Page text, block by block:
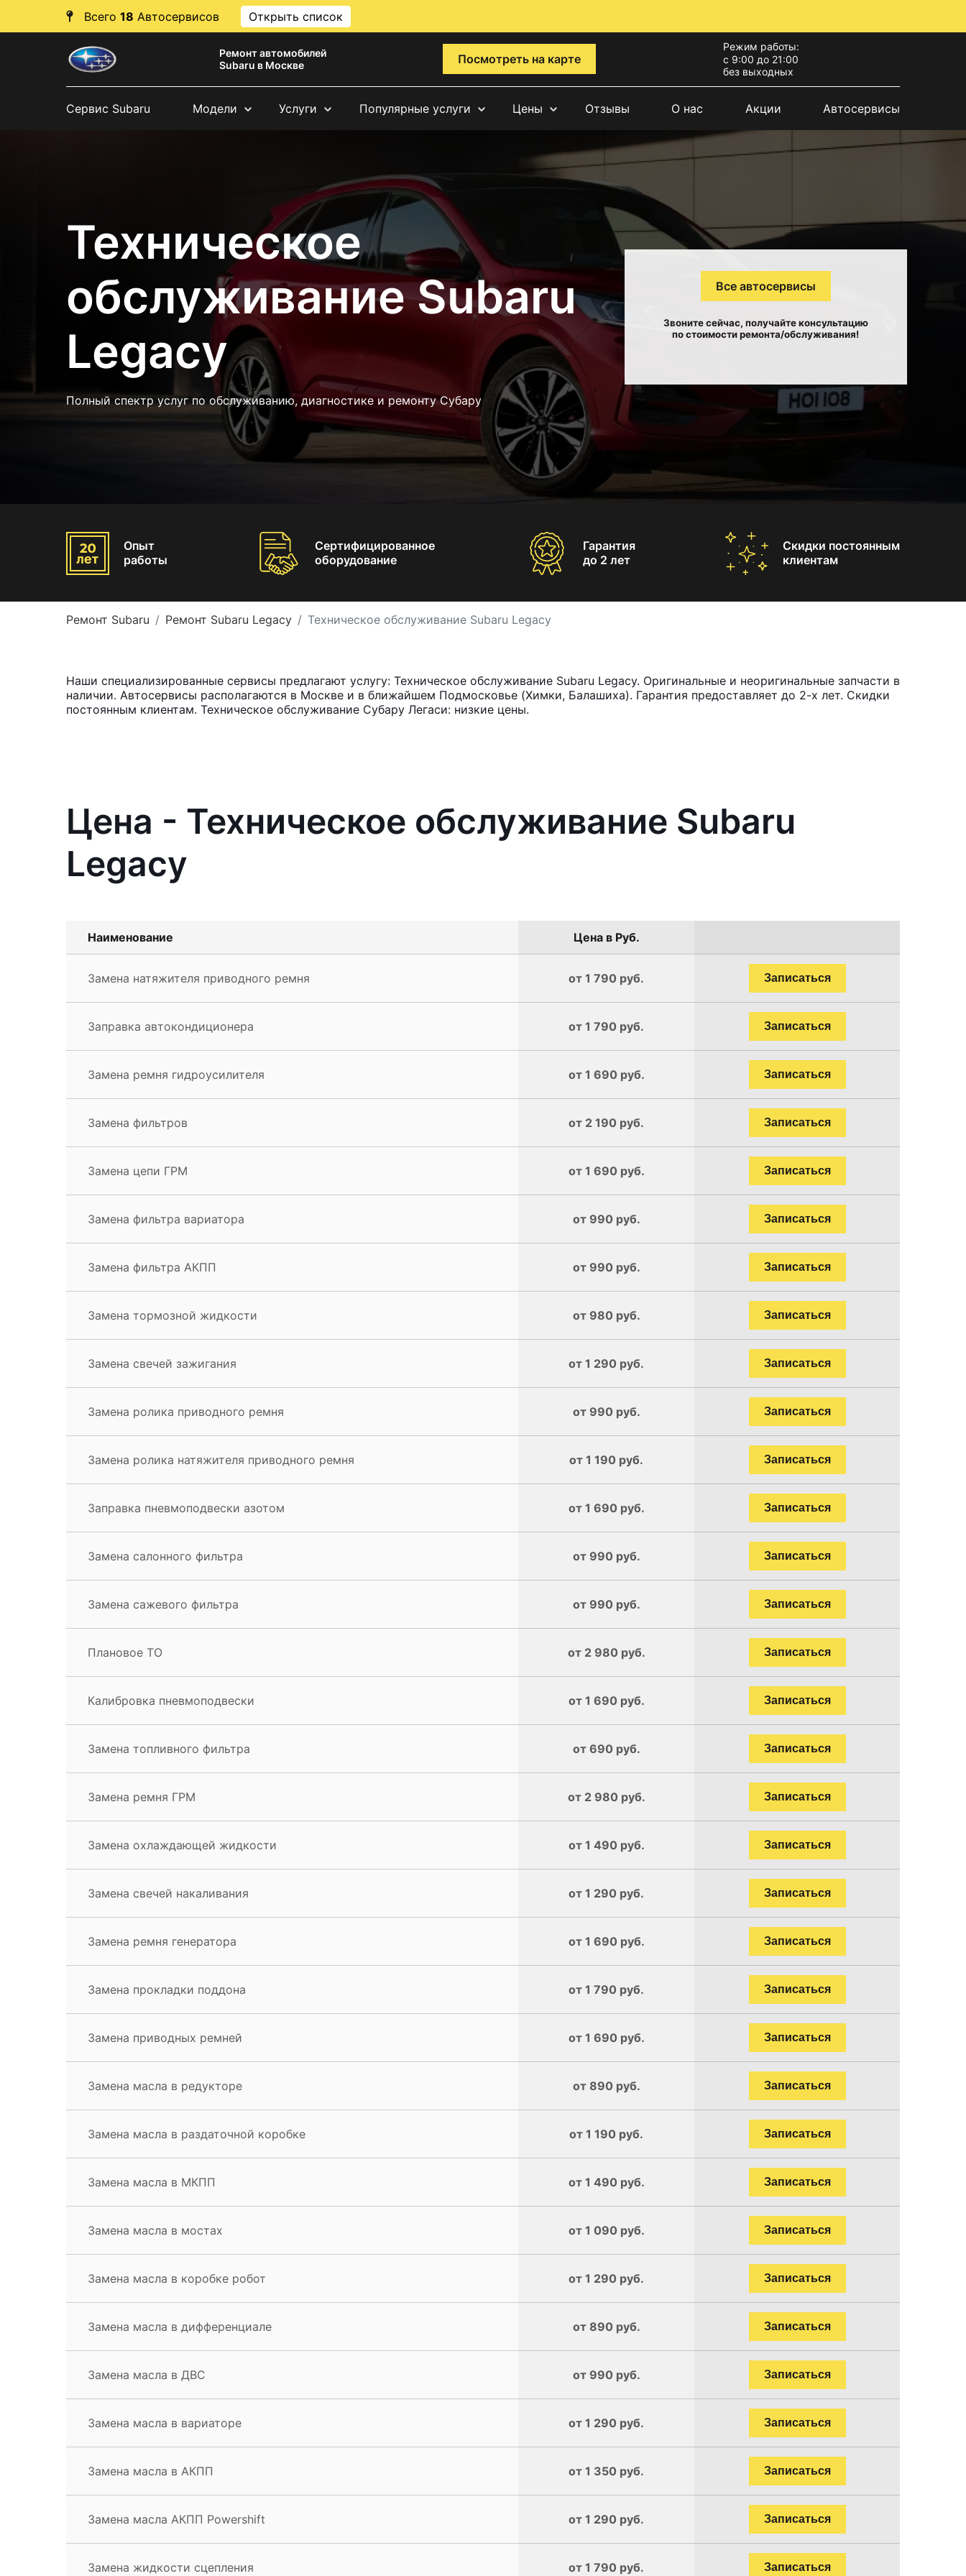
Всего 18 Автосервисов Открыть список
Ремонт автомобилей
Subaru в Москве
Посмотреть на карте
Режим работы:
с 9:00 до 21:00
без выходных
Сервис Subaru Модели Услуги Популярные услуги Цены Отзывы О нас Акции Автосервисы
Техническое
обслуживание Subaru
Legacy
Полный спектр услуг по обслуживанию, диагностике и ремонту Субару
Все автосервисы
Звоните сейчас, получайте консультацию
по стоимости ремонта/обслуживания!
Опыт
работы
Сертифицированное
оборудование
Гарантия
до 2 лет
Скидки постоянным
клиентам
Ремонт Subaru Ремонт Subaru Legacy Техническое обслуживание Subaru Legacy
Наши специализированные сервисы предлагают услугу: Техническое обслуживание Subaru Legacy. Оригинальные и неоригинальные запчасти в
наличии. Автосервисы располагаются в Москве и в ближайшем Подмосковье (Химки, Балашиха). Гарантия предоставляет до 2-х лет. Скидки
постоянным клиентам. Техническое обслуживание Субару Легаси: низкие цены.
Цена - Техническое обслуживание Subaru
Legacy
Наименование Цена в Руб.
Замена натяжителя приводного ремня от 1 790 руб. Записаться
Заправка автокондиционера от 1 790 руб. Записаться
Замена ремня гидроусилителя от 1 690 руб. Записаться
Замена фильтров от 2 190 руб. Записаться
Замена цепи ГРМ от 1 690 руб. Записаться
Замена фильтра вариатора от 990 руб. Записаться
Замена фильтра АКПП от 990 руб. Записаться
Замена тормозной жидкости от 980 руб. Записаться
Замена свечей зажигания от 1 290 руб. Записаться
Замена ролика приводного ремня от 990 руб. Записаться
Замена ролика натяжителя приводного ремня от 1 190 руб. Записаться
Заправка пневмоподвески азотом от 1 690 руб. Записаться
Замена салонного фильтра от 990 руб. Записаться
Замена сажевого фильтра от 990 руб. Записаться
Плановое ТО от 2 980 руб. Записаться
Калибровка пневмоподвески от 1 690 руб. Записаться
Замена топливного фильтра от 690 руб. Записаться
Замена ремня ГРМ от 2 980 руб. Записаться
Замена охлаждающей жидкости от 1 490 руб. Записаться
Замена свечей накаливания от 1 290 руб. Записаться
Замена ремня генератора от 1 690 руб. Записаться
Замена прокладки поддона от 1 790 руб. Записаться
Замена приводных ремней от 1 690 руб. Записаться
Замена масла в редукторе от 890 руб. Записаться
Замена масла в раздаточной коробке от 1 190 руб. Записаться
Замена масла в МКПП от 1 490 руб. Записаться
Замена масла в мостах от 1 090 руб. Записаться
Замена масла в коробке робот от 1 290 руб. Записаться
Замена масла в дифференциале от 890 руб. Записаться
Замена масла в ДВС от 990 руб. Записаться
Замена масла в вариаторе от 1 290 руб. Записаться
Замена масла в АКПП от 1 350 руб. Записаться
Замена масла АКПП Powershift от 1 290 руб. Записаться
Замена жидкости сцепления от 1 790 руб. Записаться